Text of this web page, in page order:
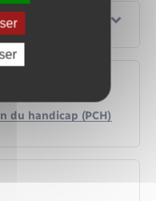
du handicap (PCH)